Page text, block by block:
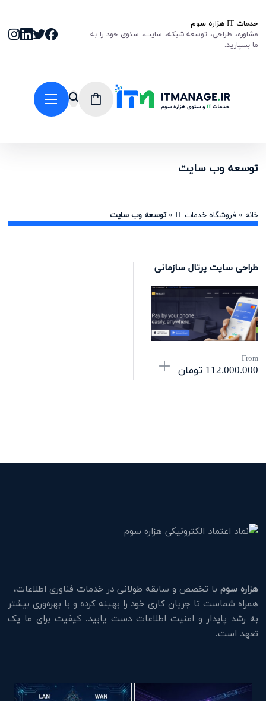
خدمات IT هزاره سوم
مشاوره، طراحی، توسعه شبکه، سایت، سئوی خود را به
ما بسپارید.
توسعه وب سایت
خانه » فروشگاه خدمات IT »توسعه وب سایت
طراحی سایت پرتال سازمانی
From
112.000.000 تومان
هزاره سوم با تخصص و سابقه طولانی در خدمات فناوری اطلاعات،
همراه شماست تا جریان کاری خود را بهینه کرده و با بهره‌وری بیشتر
به رشد پایدار و امنیت اطلاعات دست یابید. کیفیت برای ما یک
تعهد است.